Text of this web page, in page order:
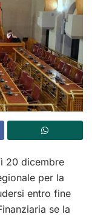
20 dicembre
per la
entro fine
se la